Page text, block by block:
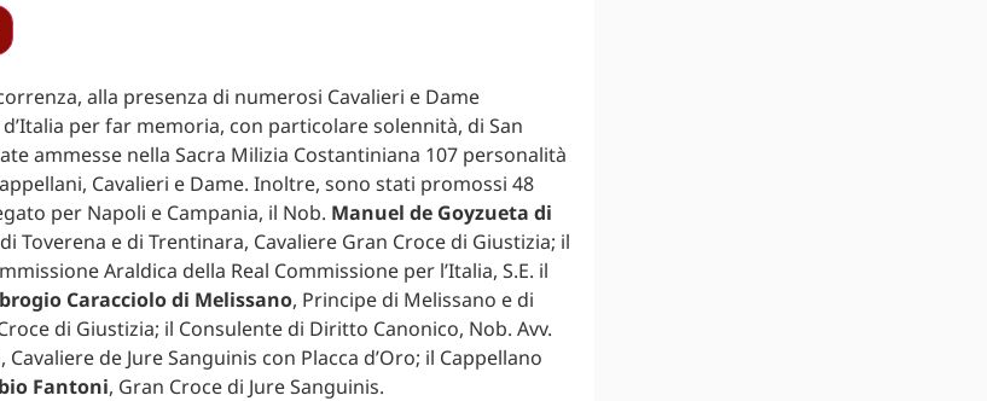
alla presenza di numerosi Cavalieri e Dame
per far memoria, con particolare solennità, di San
ammesse nella Sacra Milizia Costantiniana 107 personalità
Cavalieri e Dame. Inoltre, sono stati promossi 48
per Napoli e Campania, il Nob. Manuel de Goyzueta di
Toverena e di Trentinara, Cavaliere Gran Croce di Giustizia; il
Araldica della Real Commissione per l’Italia, S.E. il
Caracciolo di Melissano, Principe di Melissano e di
di Giustizia; il Consulente di Diritto Canonico, Nob. Avv.
, Cavaliere de Jure Sanguinis con Placca d’Oro; il Cappellano
Fantoni, Gran Croce di Jure Sanguinis.